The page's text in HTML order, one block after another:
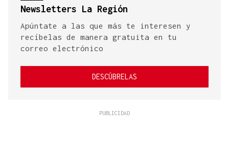
Newsletters La Región
Apúntate a las que más te interesen y
recíbelas de manera gratuita en tu
correo electrónico
DESCÚBRELAS